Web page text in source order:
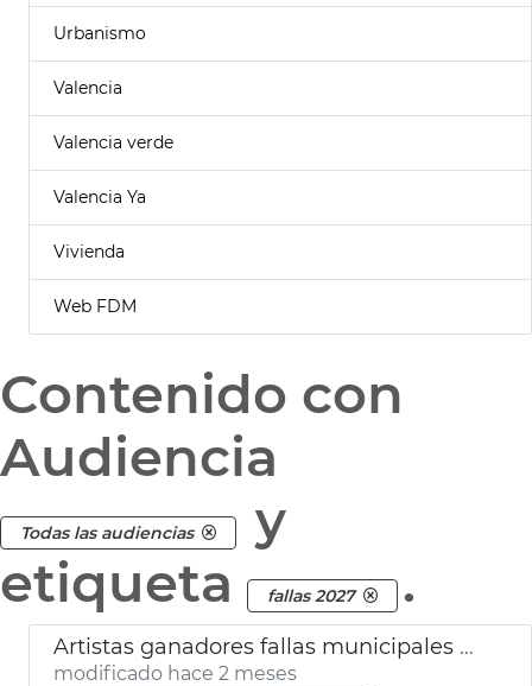
Urbanismo
Valencia
Valencia verde
Valencia Ya
Vivienda
Web FDM
Contenido con
Audiencia
Todas las audiencias
y
etiqueta
fallas 2027 .
Artistas ganadores fallas municipales 2027
modificado hace 2 meses